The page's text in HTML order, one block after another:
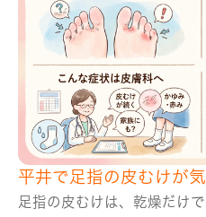
平井で足指の皮むけが
足指の皮むけは、乾燥だけ